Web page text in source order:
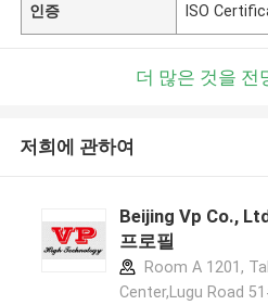
인증 ISO
더 많은 것을 전
저희에 관하여
Beijing Vp Co.,
프로필
Room A 1201,
Center,Lugu Road